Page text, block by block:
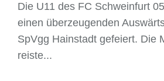
Die U11 des FC Schweinfurt
einen überzeugenden
SpVgg Hainstadt gefeiert. Die
reiste...